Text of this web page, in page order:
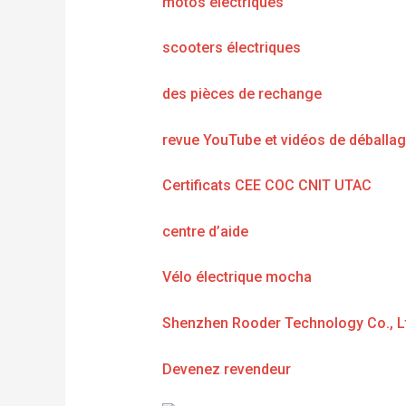
scooters électriques
des pièces de rechange
revue YouTube et vidéos de
Certificats CEE COC CNIT UTAC
centre d’aide
Vélo électrique mocha
Shenzhen Rooder Technology Co.,
Devenez revendeur